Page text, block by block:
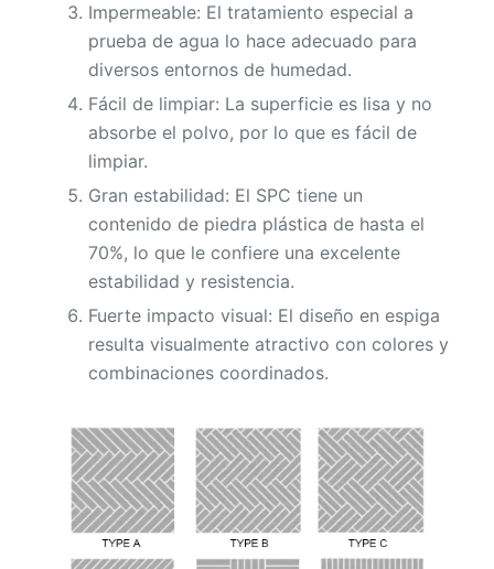
Impermeable: El tratamiento especial a
prueba de agua lo hace adecuado para
diversos entornos de humedad.
Fácil de limpiar: La superficie es lisa y no
absorbe el polvo, por lo que es fácil de
limpiar.
Gran estabilidad: El SPC tiene un
contenido de piedra plástica de hasta el
70%, lo que le confiere una excelente
estabilidad y resistencia.
Fuerte impacto visual: El diseño en espiga
resulta visualmente atractivo con colores y
combinaciones coordinados.